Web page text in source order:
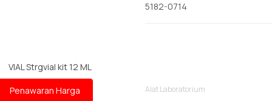
5182-0714
Penawaran Harga Alat Laboratorium